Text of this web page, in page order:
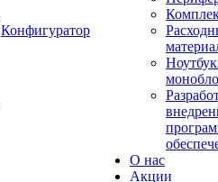
Конфигуратор
О нас
Акции